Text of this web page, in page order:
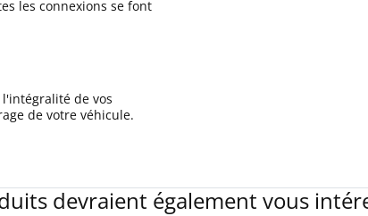
les connexions se font
de vos
de votre véhicule.
devraient également vous